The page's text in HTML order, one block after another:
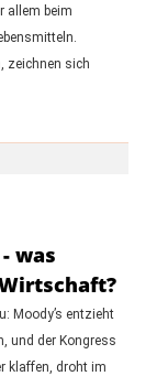
allem beim
zeichnen sich
was
Moody’s entzieht
und der Kongress
klaffen, droht im